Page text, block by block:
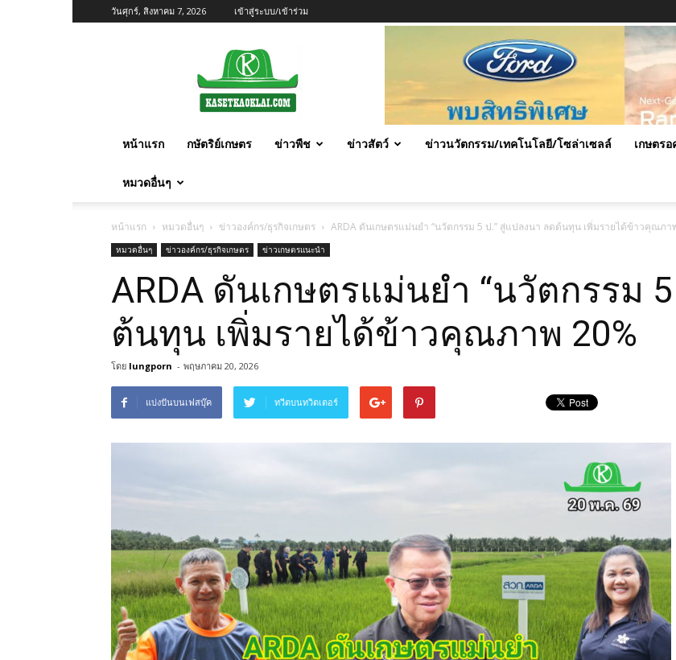
วันศุกร์, สิงหาคม 7, 2026 เข้าสู่ระบบ/เข้าร่วม
หน้าแรก กษัตริย์เกษตร ข่าวพืช ข่าวสัตว์ ข่าวนวัตกรรม/เทคโนโลยี/โซล่าเซลล์ เกษตรอ
หมวดอื่นๆ
หน้าแรก หมวดอื่นๆ ข่าวองค์กร/ธุรกิจเกษตร ARDA ดันเกษตรแม่นยำ “นวัตกรรม 5 ป.” สู่แปลงนา ลดต้นทุน เพิ่มรายได้ข้าวคุณภา
หมวดอื่นๆ ข่าวองค์กร/ธุรกิจเกษตร ข่าวเกษตรแนะนำ
ARDA ดันเกษตรแม่นยำ “นวัตกรรม
ต้นทุน เพิ่มรายได้ข้าวคุณภาพ 20%
โดย lungporn - พฤษภาคม 20, 2026
แบ่งปันบนเฟสบุ๊ค ทวีตบนทวิตเตอร์